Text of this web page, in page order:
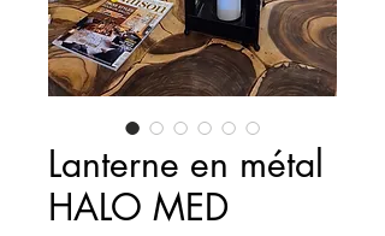
Lanterne en métal
HALO MED